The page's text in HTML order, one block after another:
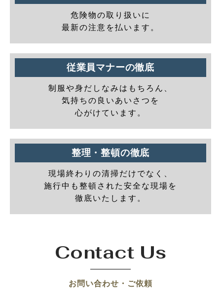
危険物の取り扱いに
最新の注意を払います。
従業員マナーの徹底
制服や身だしなみはもちろん、
気持ちの良いあいさつを
心がけています。
整理・整頓の徹底
現場終わりの清掃だけでなく、
施行中も整頓された安全な現場を
徹底いたします。
Contact Us
お問い合わせ・ご依頼